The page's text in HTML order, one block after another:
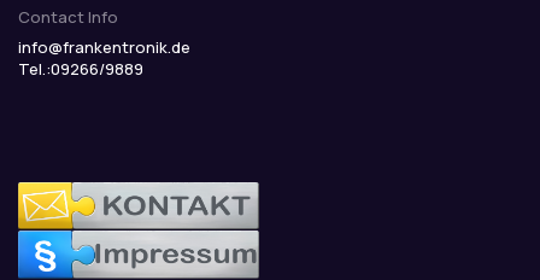
Contact Info
info@frankentronik.de
Tel.:09266/9889